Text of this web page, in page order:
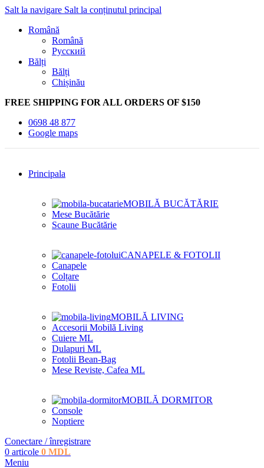
Salt la navigare Salt la conținutul principal
Română
Română
Русский
Bălți
Bălți
Chișinău
FREE SHIPPING FOR ALL ORDERS OF $150
0698 48 877
Google maps
Principala
MOBILĂ BUCĂTĂRIE
Mese Bucătărie
Scaune Bucătărie
CANAPELE & FOTOLII
Canapele
Colțare
Fotolii
MOBILĂ LIVING
Accesorii Mobilă Living
Cuiere ML
Dulapuri ML
Fotolii Bean-Bag
Mese Reviste, Cafea ML
MOBILĂ DORMITOR
Console
Noptiere
Conectare / înregistrare
0 articole 0 MDL
Meniu